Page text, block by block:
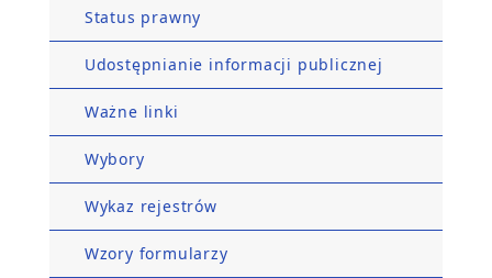
Status prawny
Udostępnianie informacji publicznej
Ważne linki
Wybory
Wykaz rejestrów
Wzory formularzy